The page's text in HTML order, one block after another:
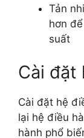
Tản
hơn
suất
Cài đặt
Cài đặt hệ
lại hệ điều
hành phổ